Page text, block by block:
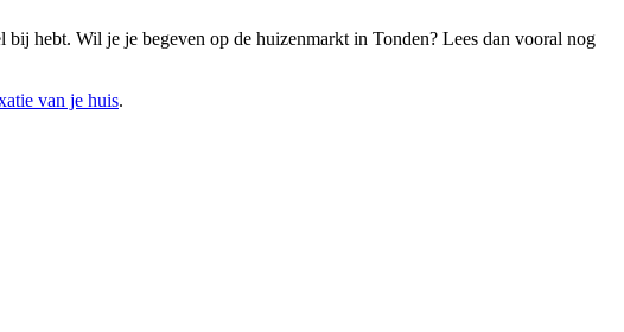
hebt. Wil je je begeven op de huizenmarkt in Tonden? Lees dan vooral nog
van je huis.